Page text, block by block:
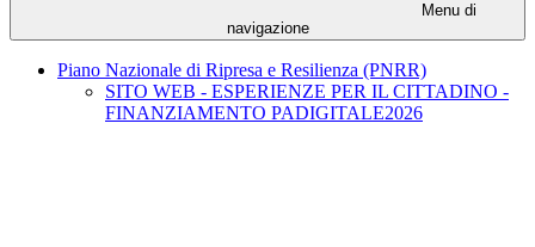
Menu di
navigazione
Piano Nazionale di Ripresa e Resilienza (PNRR)
SITO WEB - ESPERIENZE PER IL CITTADINO -
FINANZIAMENTO PADIGITALE2026